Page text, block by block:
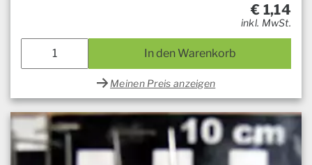
€ 1,14
inkl. MwSt.
In den Warenkorb
Meinen Preis anzeigen